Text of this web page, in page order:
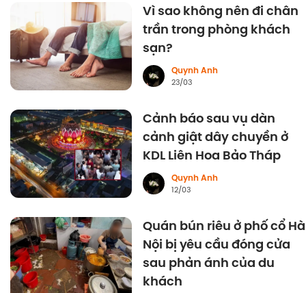
Vì sao không nên đi chân
trần trong phòng khách
sạn?
Quynh Anh
23/03
Cảnh báo sau vụ dàn
cảnh giật dây chuyền ở
KDL Liên Hoa Bảo Tháp
Quynh Anh
12/03
Quán bún riêu ở phố cổ Hà
Nội bị yêu cầu đóng cửa
sau phản ánh của du
khách